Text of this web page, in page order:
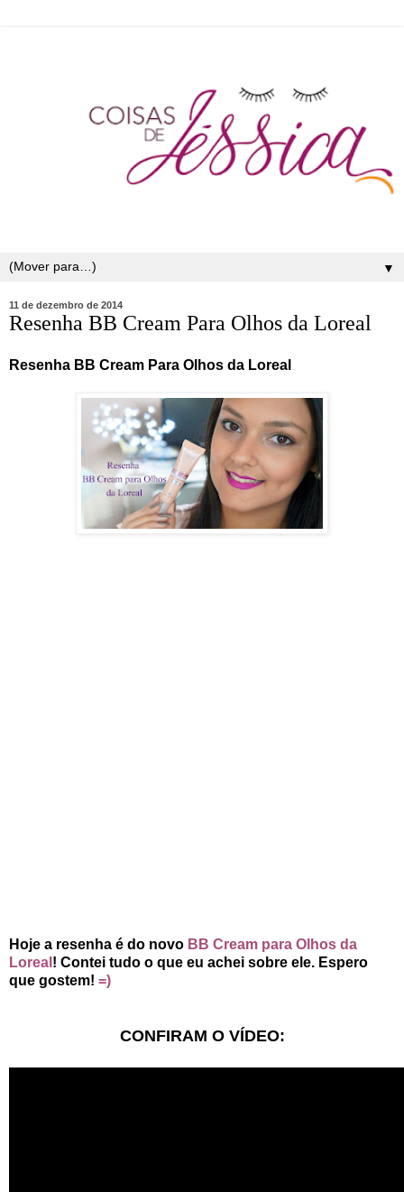
▼
11 de dezembro de 2014
Resenha BB Cream Para Olhos da Loreal
Resenha BB Cream Para Olhos da Loreal
Hoje a resenha é do novo BB Cream para Olhos da
Loreal ! Contei tudo o que eu achei sobre ele. Espero
que gostem! =)
CONFIRAM O VÍDEO: